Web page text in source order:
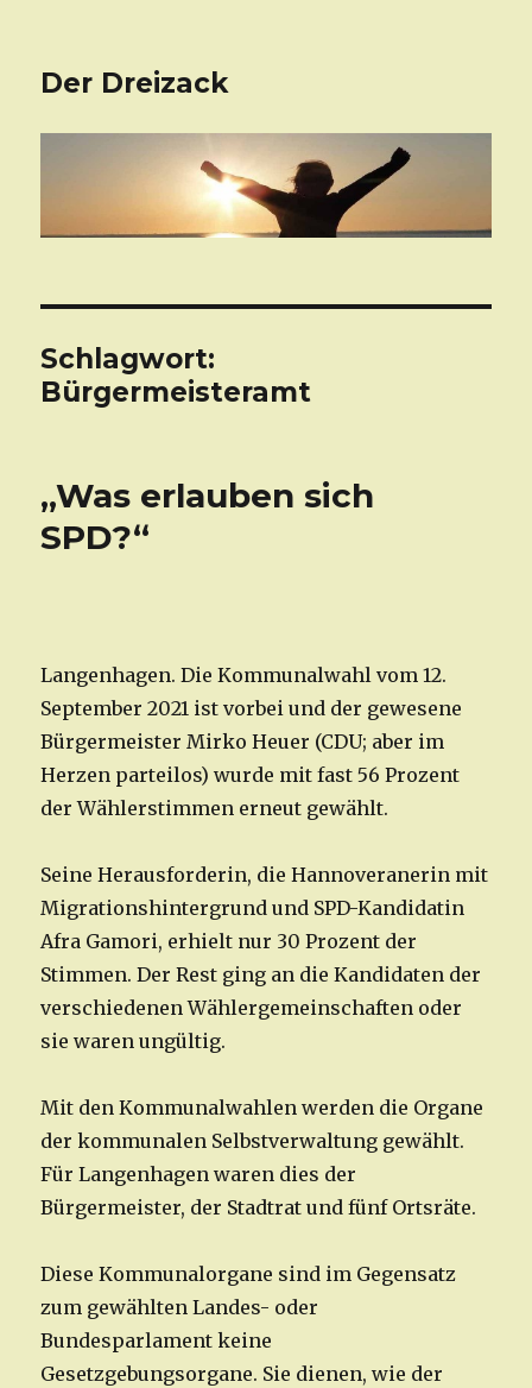
Der Dreizack
Schlagwort:
Bürgermeisteramt
„Was erlauben sich
SPD?“
Langenhagen. Die Kommunalwahl vom 12.
September 2021 ist vorbei und der gewesene
Bürgermeister Mirko Heuer (CDU; aber im
Herzen parteilos) wurde mit fast 56 Prozent
der Wählerstimmen erneut gewählt.
Seine Herausforderin, die Hannoveranerin mit
Migrationshintergrund und SPD-Kandidatin
Afra Gamori, erhielt nur 30 Prozent der
Stimmen. Der Rest ging an die Kandidaten der
verschiedenen Wählergemeinschaften oder
sie waren ungültig.
Mit den Kommunalwahlen werden die Organe
der kommunalen Selbstverwaltung gewählt.
Für Langenhagen waren dies der
Bürgermeister, der Stadtrat und fünf Ortsräte.
Diese Kommunalorgane sind im Gegensatz
zum gewählten Landes- oder
Bundesparlament keine
Gesetzgebungsorgane. Sie dienen, wie der